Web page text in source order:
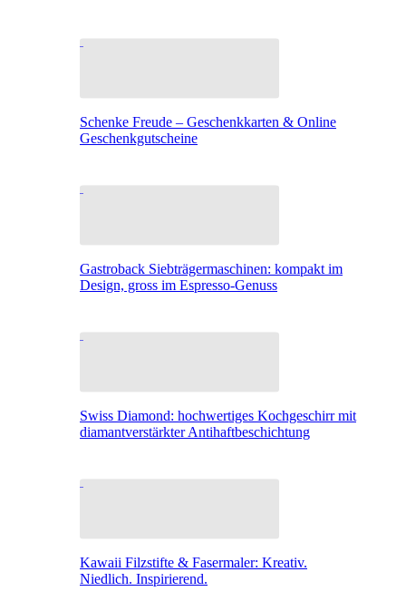
Schenke Freude – Geschenkkarten & Online
Geschenkgutscheine
Gastroback Siebträgermaschinen: kompakt im
Design, gross im Espresso-Genuss
Swiss Diamond: hochwertiges Kochgeschirr mit
diamantverstärkter Antihaftbeschichtung
Kawaii Filzstifte & Fasermaler: Kreativ.
Niedlich. Inspirierend.